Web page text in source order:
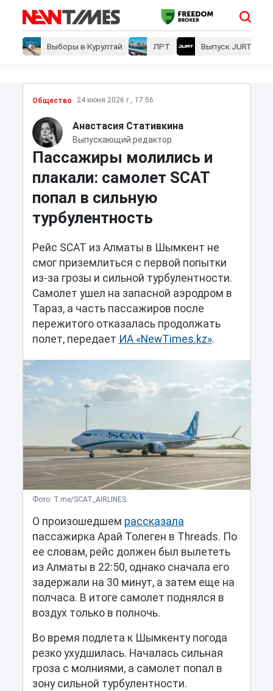
Выборы в Курултай ЛРТ Выпуск JURT
Общество 24 июня 2026 г., 17:56
Анастасия Стативкина
Выпускающий редактор
Пассажиры молились и
плакали: самолет SCAT
попал в сильную
турбулентность
Рейс SCAT из Алматы в Шымкент не
смог приземлиться с первой попытки
из-за грозы и сильной турбулентности.
Самолет ушел на запасной аэродром в
Тараз, а часть пассажиров после
пережитого отказалась продолжать
полет, передает ИА «NewTimes.kz».
Фото: T.me/SCAT_AIRLINES
О произошедшем рассказала
пассажирка Арай Толеген в Threads. По
ее словам, рейс должен был вылететь
из Алматы в 22:50, однако сначала его
задержали на 30 минут, а затем еще на
полчаса. В итоге самолет поднялся в
воздух только в полночь.
Во время подлета к Шымкенту погода
резко ухудшилась. Началась сильная
гроза с молниями, а самолет попал в
зону сильной турбулентности.